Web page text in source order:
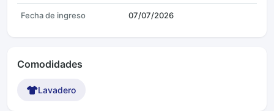
Fecha de ingreso 07/07/2026
Comodidades
Lavadero